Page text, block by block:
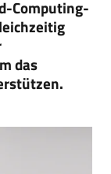
Computing-
das